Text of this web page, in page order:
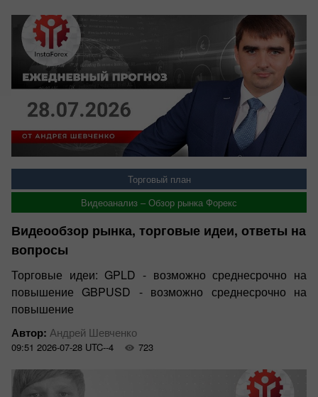
Торговый план
Видеоанализ – Обзор рынка Форекс
Видеообзор рынка, торговые идеи, ответы на
вопросы
Торговые идеи: GPLD - возможно среднесрочно на
повышение GBPUSD - возможно среднесрочно на
повышение
Автор: Андрей Шевченко
09:51 2026-07-28 UTC--4 723